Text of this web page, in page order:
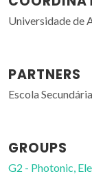
Universidade de
PARTNERS
Escola
GROUPS
G2 - Photonic,